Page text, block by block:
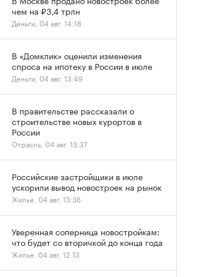
чем на ₽3,4 трлн
Деньги, 04 авг, 14:18
В «Домклик» оценили изменения
спроса на ипотеку в России в июле
Деньги, 04 авг, 13:49
В правительстве рассказали о
строительстве новых курортов в
России
Отрасль, 04 авг, 13:37
Российские застройщики в июле
ускорили вывод новостроек на рынок
Жилье, 04 авг, 13:36
Уверенная соперница новостройкам:
что будет со вторичкой до конца года
Жилье, 04 авг, 12:13